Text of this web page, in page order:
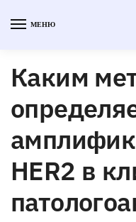
МЕНЮ
Каким
HER2 в